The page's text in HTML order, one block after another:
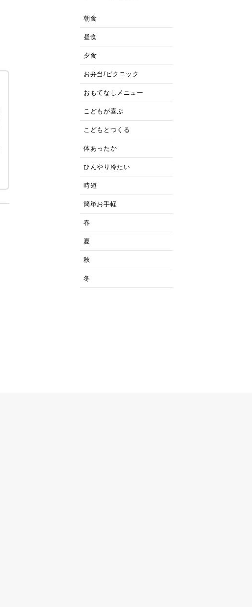
朝食
昼食
夕食
お弁当/ピクニック
おもてなしメニュー
こどもが喜ぶ
こどもとつくる
体あったか
ひんやり冷たい
時短
簡単お手軽
春
夏
秋
冬